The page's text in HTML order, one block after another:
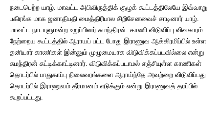
நடைபெற்ற யாழ். மாவட்ட அபிவிருத்திக் குழுக் கூட்டத்திலேயே இவ்வாறு
பகிரங்க மாக ஜனாதிபதி மைத்திரிபால சிறிசேனவைச் சாடினார் யாழ்.
மாவட்ட நாடாளுமன்ற உறுப்பினர் சுமந்திரன். காணி விடுவிப்பு விவகாரம்
நேற்றைய கூட்டத்தில் ஆராயப் பட்ட போது இராணுவ ஆக்கிரமிப்பில் உள்ள
தனியார் காணிகள் இன்னும் முழுமையாக விடுவிக்கப்படவில்லை என்று
சுமந்திரன் சுட்டிக்காட்டினார். விடுவிக்கப்படாமல் எஞ்சியுள்ள காணிகள்
தொடர்பில் பாதுகாப்பு நிலைவரங்களை ஆராய்ந்தே அவற்றை விடுவிப்பது
தொடர்பில் இராணுவம் தீர்மானம் எடுக்கும் என்று இராணுவத் தரப்பில்
கூறப்பட்டது.